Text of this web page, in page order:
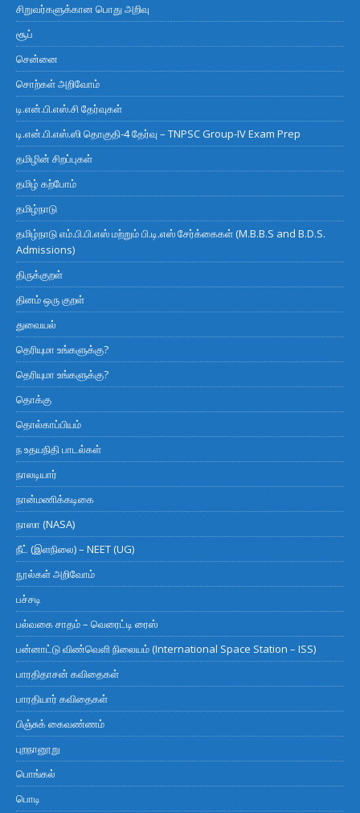
சிறுவர்களுக்கான பொது அறிவு
சூப்
சென்னை
சொற்கள் அறிவோம்
டி.என்.பி.எஸ்.சி தேர்வுகள்
டி.என்.பி.எஸ்.ஸி தொகுதி-4 தேர்வு – TNPSC Group-IV Exam Prep
தமிழின் சிறப்புகள்
தமிழ் கற்போம்
தமிழ்நாடு
தமிழ்நாடு எம்.பி.பி.எஸ் மற்றும் பி.டி.எஸ் சேர்க்கைகள் (M.B.B.S and B.D.S.
Admissions)
திருக்குறள்
தினம் ஒரு குறள்
துவையல்
தெரியுமா உங்களுக்கு?
தெரியுமா உங்களுக்கு?
தொக்கு
தொல்காப்பியம்
ந உதயநிதி பாடல்கள்
நாலடியார்
நான்மணிக்கடிகை
நாஸா (NASA)
நீட் (இளநிலை) – NEET (UG)
நூல்கள் அறிவோம்
பச்சடி
பல்வகை சாதம் – வெரைட்டி ரைஸ்
பன்னாட்டு விண்வெளி நிலையம் (International Space Station – ISS)
பாரதிதாசன் கவிதைகள்
பாரதியார் கவிதைகள்
பிஞ்சுக் கைவண்ணம்
புறநானூறு
பொங்கல்
பொடி